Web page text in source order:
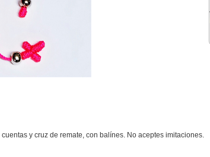
y cruz de remate, con balínes. No aceptes imitaciones.